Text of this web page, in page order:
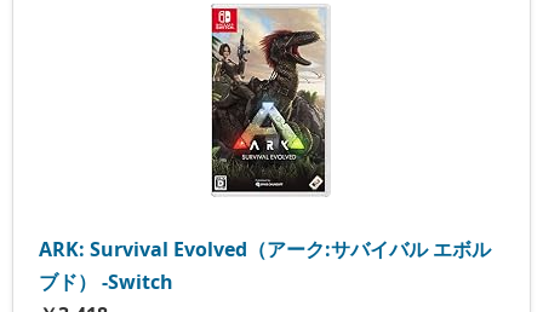
ARK: Survival Evolved（アーク:サバイバル エボル
ブド） -Switch